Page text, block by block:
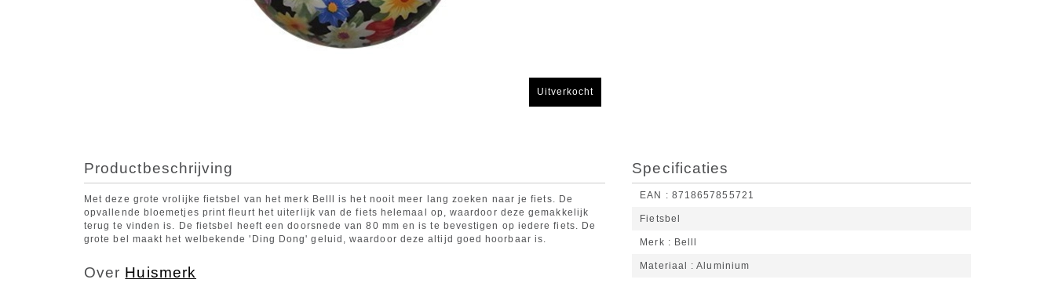
Uitverkocht
Productbeschrijving
Met deze grote vrolijke fietsbel van het merk Belll is het nooit meer lang zoeken naar je fiets. De
opvallende bloemetjes print fleurt het uiterlijk van de fiets helemaal op, waardoor deze gemakkelijk
terug te vinden is. De fietsbel heeft een doorsnede van 80 mm en is te bevestigen op iedere fiets. De
grote bel maakt het welbekende 'Ding Dong' geluid, waardoor deze altijd goed hoorbaar is.
Over Huismerk
Specificaties
EAN 8718657855721
Fietsbel
Merk Belll
Materiaal Aluminium